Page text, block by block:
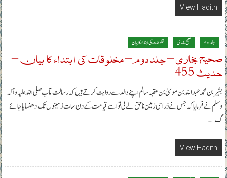
View Hadith
جلد دوم صحیح بخاری مخلوقات کی ابتداء کا بیان
صحیح بخاری – جلد دوم – مخلوقات کی ابتداء کا بیان –
حدیث 455
بشیر بن محمد عبداللہ بن موسیٰ بن عقبہ سالم اپنے والد سے روایت کرتے ہیں کہ رسالت مآب صلی اللہ علیہ وآلہ
وسلم نے فرمایا کہ جس نے ذرا سی زمین ناحق لے لی تو اسے قیامت کے دن سات زمینوں تک دھنسایا جائے
گ……
View Hadith